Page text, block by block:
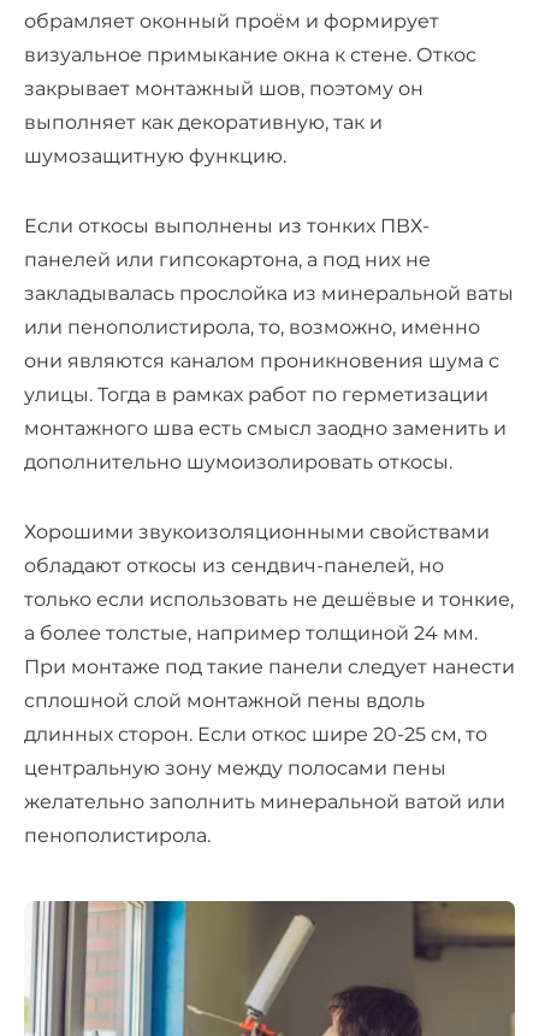
обрамляет оконный проём и формирует
визуальное примыкание окна к стене. Откос
закрывает монтажный шов, поэтому он
выполняет как декоративную, так и
шумозащитную функцию.
Если откосы выполнены из тонких ПВХ-
панелей или гипсокартона, а под них не
закладывалась прослойка из минеральной ваты
или пенополистирола, то, возможно, именно
они являются каналом проникновения шума с
улицы. Тогда в рамках работ по герметизации
монтажного шва есть смысл заодно заменить и
дополнительно шумоизолировать откосы.
Хорошими звукоизоляционными свойствами
обладают откосы из сендвич-панелей, но
только если использовать не дешёвые и тонкие,
а более толстые, например толщиной 24 мм.
При монтаже под такие панели следует нанести
сплошной слой монтажной пены вдоль
длинных сторон. Если откос шире 20-25 см, то
центральную зону между полосами пены
желательно заполнить минеральной ватой или
пенополистирола.